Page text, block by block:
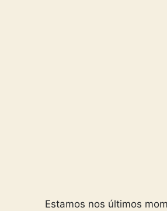
Estamos nos últimos